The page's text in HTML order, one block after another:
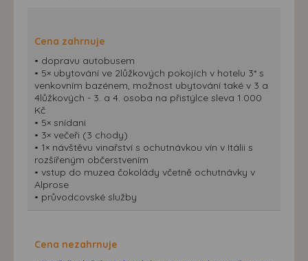
Cena zahrnuje
• dopravu autobusem
• 5× ubytování ve 2lůžkových pokojích v hotelu 3* s
venkovním bazénem, možnost ubytování také v 3 a
4lůžkových - 3. a 4. osoba na přistýlce sleva 1.000
Kč
• 5× snídani
• 3× večeři (3 chody)
• 1× návštěvu vinařství s ochutnávkou vín v Itálii s
rozšířeným občerstvením
• vstup do muzea čokolády včetně ochutnávky v
Alprose
• průvodcovské služby
Cena nezahrnuje